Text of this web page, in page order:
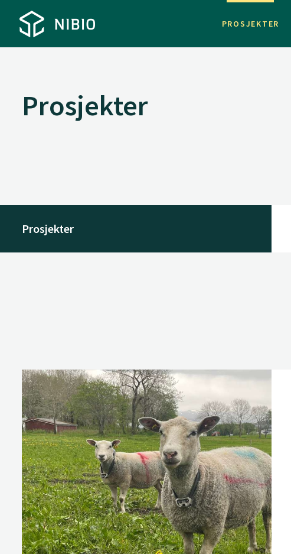
PROSJEKTER
Prosjekter
Prosjekter